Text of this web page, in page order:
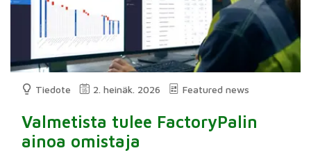
Tiedote 2. heinäk. 2026 Featured news
Valmetista tulee FactoryPalin
ainoa omistaja